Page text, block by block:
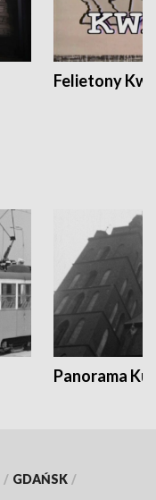
Felietony
Panorama
/ GDAŃSK /